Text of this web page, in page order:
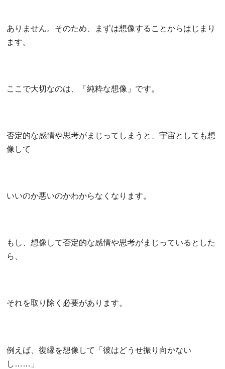
ありません。そのため、まずは想像することからはじまり
ます。
ここで大切なのは、「純粋な想像」です。
否定的な感情や思考がまじってしまうと、宇宙としても想
像して
いいのか悪いのかわからなくなります。
もし、想像して否定的な感情や思考がまじっているとした
ら、
それを取り除く必要があります。
例えば、復縁を想像して「彼はどうせ振り向かない
し……」